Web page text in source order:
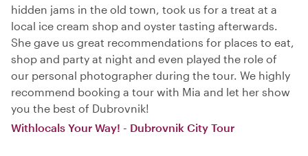
hidden jams in the old town, took us for a treat at a
local ice cream shop and oyster tasting afterwards.
She gave us great recommendations for places to eat,
shop and party at night and even played the role of
our personal photographer during the tour. We highly
recommend booking a tour with Mia and let her show
you the best of Dubrovnik!
Withlocals Your Way! - Dubrovnik City Tour